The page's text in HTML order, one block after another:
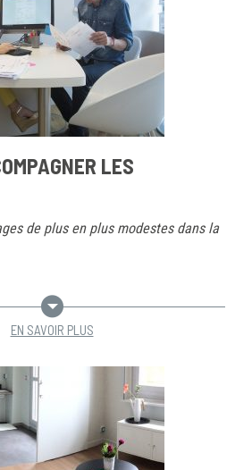
LES
de plus en plus modestes dans la
EN SAVOIR PLUS